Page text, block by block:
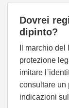
Dovrei
dipinto?
Il marchio
protezione
imitare
consultare un
indicazioni